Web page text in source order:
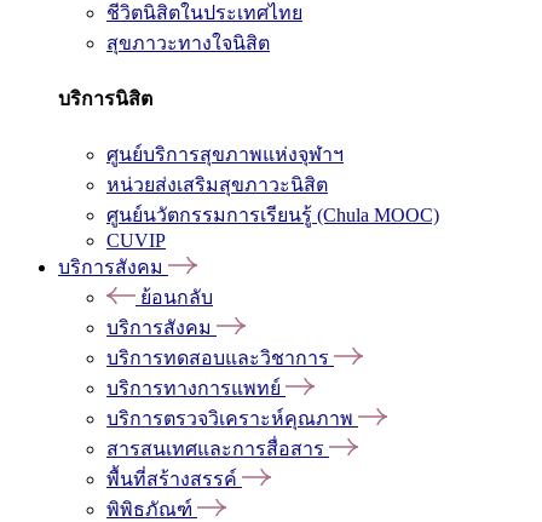
ชีวิตนิสิตในประเทศไทย
สุขภาวะทางใจนิสิต
บริการนิสิต
ศูนย์บริการสุขภาพแห่งจุฬาฯ
หน่วยส่งเสริมสุขภาวะนิสิต
ศูนย์นวัตกรรมการเรียนรู้ (Chula MOOC)
CUVIP
บริการสังคม
ย้อนกลับ
บริการสังคม
บริการทดสอบและวิชาการ
บริการทางการแพทย์
บริการตรวจวิเคราะห์คุณภาพ
สารสนเทศและการสื่อสาร
พื้นที่สร้างสรรค์
พิพิธภัณฑ์